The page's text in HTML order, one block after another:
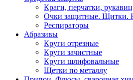
Краги, перчатки,
Очки защитные. Щитки.
Респираторы
Абразивы
Круги отрезные
Круги зачистные
Круги шлифовальные
Щетки по металлу